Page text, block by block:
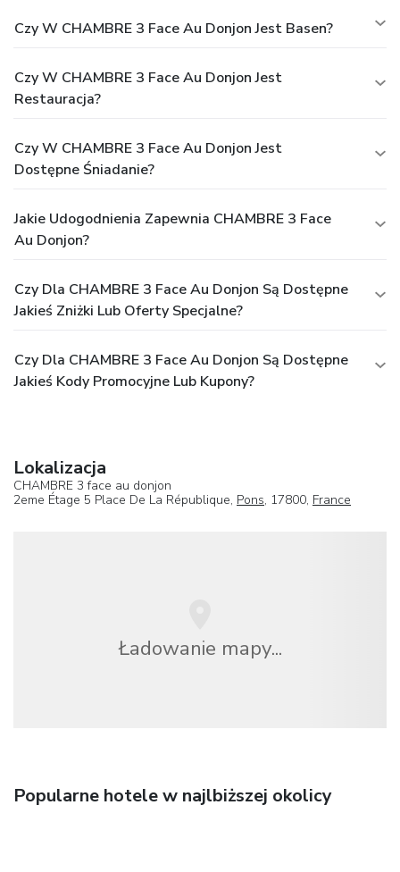
Czy W CHAMBRE 3 Face Au Donjon Jest Basen?
Czy W CHAMBRE 3 Face Au Donjon Jest
Restauracja?
Czy W CHAMBRE 3 Face Au Donjon Jest
Dostępne Śniadanie?
Jakie Udogodnienia Zapewnia CHAMBRE 3 Face
Au Donjon?
Czy Dla CHAMBRE 3 Face Au Donjon Są Dostępne
Jakieś Zniżki Lub Oferty Specjalne?
Czy Dla CHAMBRE 3 Face Au Donjon Są Dostępne
Jakieś Kody Promocyjne Lub Kupony?
Lokalizacja
CHAMBRE 3 face au donjon
2eme Étage 5 Place De La République, Pons, 17800, France
Ładowanie mapy...
Popularne hotele w najlbiższej okolicy